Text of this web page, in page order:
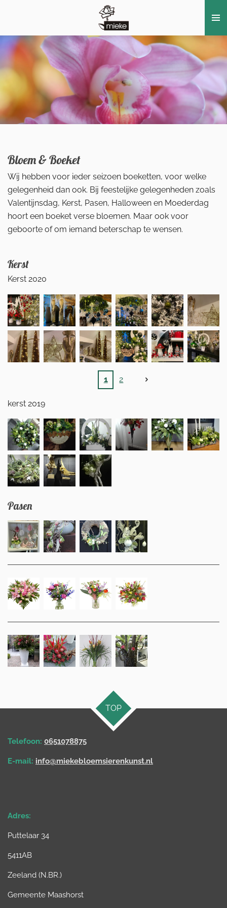
naar
de
hoofdinhoud
Bloem & Boeket
Wij hebben voor ieder seizoen boeketten, voor welke
gelegenheid dan ook. Bij feestelijke gelegenheden zoals
Valentijnsdag, Kerst, Pasen, Halloween en Moederdag
hoort een boeket verse bloemen. Maar ook voor
geboorte of om iemand beterschap te wensen.
Kerst
Kerst 2020
1 2
kerst 2019
Pasen
TOP
Telefoon: 0651078875
E-mail: info@miekebloemsierenkunst.nl
Adres:
Puttelaar 34
5411AB
Zeeland (N.BR.)
Gemeente Maashorst